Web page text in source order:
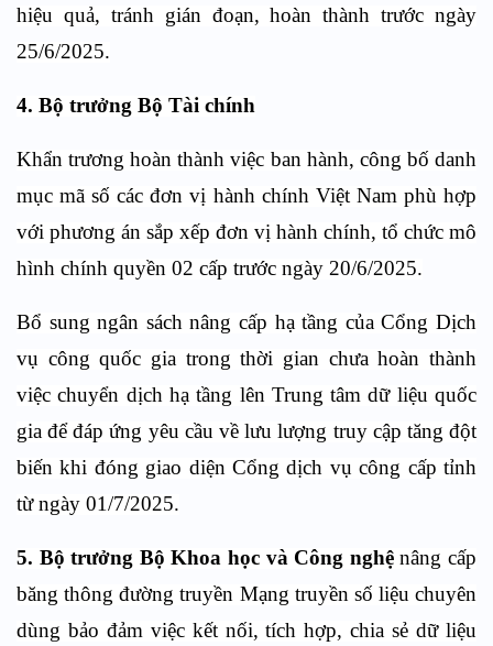
hiệu quả, tránh gián đoạn, hoàn thành trước ngày
25/6/2025.
4. Bộ trưởng Bộ Tài chính
Khẩn trương hoàn thành việc ban hành, công bố danh
mục mã số các đơn vị hành chính Việt Nam phù hợp
với phương án sắp xếp đơn vị hành chính, tổ chức mô
hình chính quyền 02 cấp trước ngày 20/6/2025.
Bổ sung ngân sách nâng cấp hạ tầng của Cổng Dịch
vụ công quốc gia trong thời gian chưa hoàn thành
việc chuyển dịch hạ tầng lên Trung tâm dữ liệu quốc
gia để đáp ứng yêu cầu về lưu lượng truy cập tăng đột
biến khi đóng giao diện Cổng dịch vụ công cấp tỉnh
từ ngày 01/7/2025.
5. Bộ trưởng Bộ Khoa học và Công nghệnâng cấp
băng thông đường truyền Mạng truyền số liệu chuyên
dùng bảo đảm việc kết nối, tích hợp, chia sẻ dữ liệu